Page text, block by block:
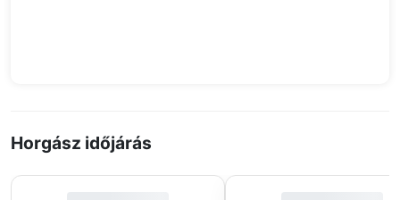
Horgász időjárás